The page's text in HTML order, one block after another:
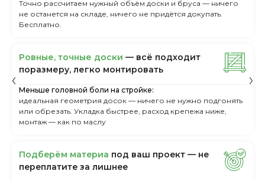
Точно рассчитаем нужный объём доски и бруса — ничего
не останется на складе, ничего не придётся докупать.
Бесплатно.
Ровные, точные доски — всё подходит
поразмеру, легкo монтировать
Меньше головной боли на стройке:
идеальная геометрия досок — ничего не нужно подгонять
или обрезать. Укладка быстрее, расход крепежа ниже,
монтаж — как по маслу
Пoдбepём мaтepиa пoд вaш пpoeкт — нe
пepeплaтитe зa лишнee